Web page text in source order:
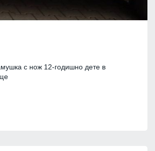
с нож 12-годишно дете в